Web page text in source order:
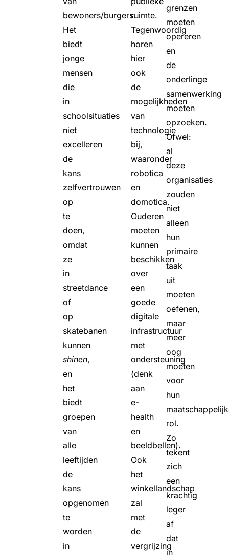
bewoners/burgers.
Het
biedt
jonge
mensen
die
in
schoolsituaties
niet
excelleren
de
kans
zelfvertrouwen
op
te
doen,
omdat
ze
in
streetdance
of
op
skatebanen
kunnen
shinen,
en
het
biedt
groepen
van
alle
leeftijden
de
kans
opgenomen
te
worden
in
ruimte.
Tegenwoordig
horen
hier
ook
de
mogelijkheden
van
technologie
bij,
waaronder
robotica
en
domotica.
Ouderen
moeten
kunnen
beschikken
over
een
goede
digitale
infrastructuur
met
ondersteuning
(denk
aan
e-
health
en
beeldbellen).
Ook
het
winkellandschap
zal
met
de
vergrijzing
grenzen
moeten
opereren
en
de
onderlinge
samenwerking
moeten
opzoeken.
Ofwel:
al
deze
organisaties
zouden
niet
alleen
hun
primaire
taak
uit
moeten
oefenen,
maar
meer
oog
moeten
voor
hun
rol.
Zo
tekent
zich
een
krachtig
leger
af
dat
in